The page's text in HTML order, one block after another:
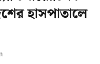
হাসপাতালে